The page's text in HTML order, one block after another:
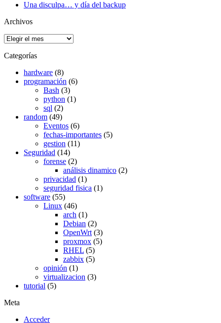
Una disculpa… y día del backup
Archivos
Archivos
Categorías
hardware (8)
programación (6)
Bash (3)
python (1)
sql (2)
random (49)
Eventos (6)
fechas-importantes (5)
gestion (11)
Seguridad (14)
forense (2)
análisis dinamico (2)
privacidad (1)
seguridad fisica (1)
software (55)
Linux (46)
arch (1)
Debian (2)
OpenWrt (3)
proxmox (5)
RHEL (5)
zabbix (5)
opinión (1)
virtualizacion (3)
tutorial (5)
Meta
Acceder